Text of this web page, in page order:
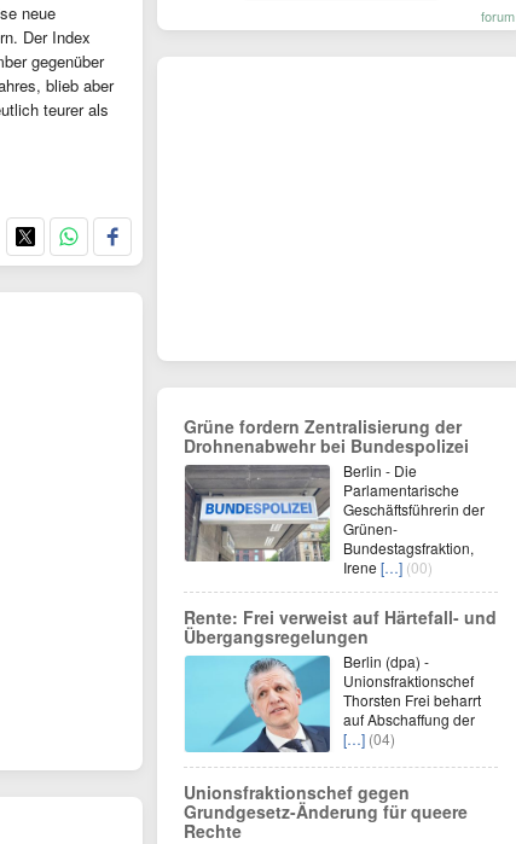
neue
Der Index
gegenüber
blieb aber
teurer als
forum
Grüne fordern Zentralisierung der
Drohnenabwehr bei Bundespolizei
Berlin - Die
Parlamentarische
Geschäftsführerin der
Grünen-
Bundestagsfraktion,
Irene […] (00)
Rente: Frei verweist auf Härtefall- und
Übergangsregelungen
Berlin (dpa) -
Unionsfraktionschef
Thorsten Frei beharrt
auf Abschaffung der
[…] (04)
Unionsfraktionschef gegen
Grundgesetz-Änderung für queere
Rechte